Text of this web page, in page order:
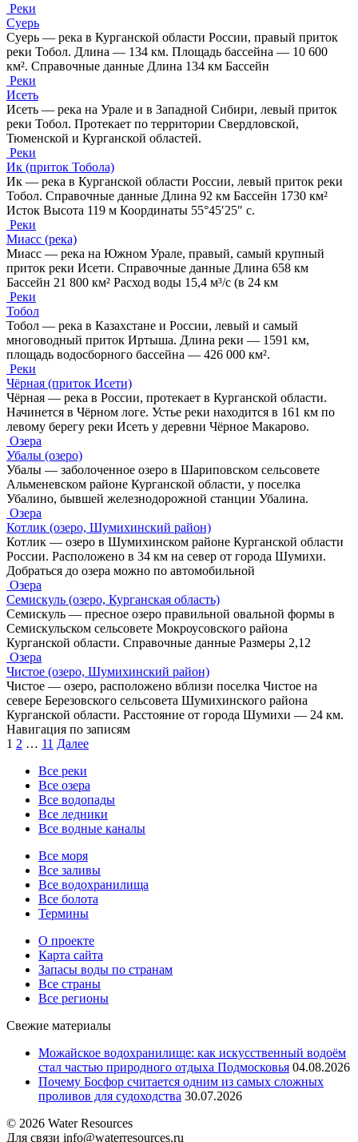
Реки
Суерь
Суерь — река в Курганской области России, правый приток
реки Тобол. Длина — 134 км. Площадь бассейна — 10 600
км². Справочные данные Длина 134 км Бассейн
Реки
Исеть
Исеть — река на Урале и в Западной Сибири, левый приток
реки Тобол. Протекает по территории Свердловской,
Тюменской и Курганской областей.
Реки
Ик (приток Тобола)
Ик — река в Курганской области России, левый приток реки
Тобол. Справочные данные Длина 92 км Бассейн 1730 км²
Исток Высота 119 м Координаты 55°45′25″ с.
Реки
Миасс (река)
Миасс — река на Южном Урале, правый, самый крупный
приток реки Исети. Справочные данные Длина 658 км
Бассейн 21 800 км² Расход воды 15,4 м³/с (в 24 км
Реки
Тобол
Тобол — река в Казахстане и России, левый и самый
многоводный приток Иртыша. Длина реки — 1591 км,
площадь водосборного бассейна — 426 000 км².
Реки
Чёрная (приток Исети)
Чёрная — река в России, протекает в Курганской области.
Начинется в Чёрном логе. Устье реки находится в 161 км по
левому берегу реки Исеть у деревни Чёрное Макарово.
Озера
Убалы (озеро)
Убалы — заболоченное озеро в Шариповском сельсовете
Альменевском районе Курганской области, у поселка
Убалино, бывшей железнодорожной станции Убалина.
Озера
Котлик (озеро, Шумихинский район)
Котлик — озеро в Шумихинском районе Курганской области
России. Расположено в 34 км на север от города Шумихи.
Добраться до озера можно по автомобильной
Озера
Семискуль (озеро, Курганская область)
Семискуль — пресное озеро правильной овальной формы в
Семискульском сельсовете Мокроусовского района
Курганской области. Справочные данные Размеры 2,12
Озера
Чистое (озеро, Шумихинский район)
Чистое — озеро, расположено вблизи поселка Чистое на
севере Березовского сельсовета Шумихинского района
Курганской области. Расстояние от города Шумихи — 24 км.
Навигация по записям
1 2 … 11 Далее
Все реки
Все озера
Все водопады
Все ледники
Все водные каналы
Все моря
Все заливы
Все водохранилища
Все болота
Термины
О проекте
Карта сайта
Запасы воды по странам
Все страны
Все регионы
Свежие материалы
Можайское водохранилище: как искусственный водоём
стал частью природного отдыха Подмосковья 04.08.2026
Почему Босфор считается одним из самых сложных
проливов для судоходства 30.07.2026
© 2026 Water Resources
Для связи info@waterresources.ru